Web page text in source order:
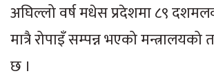
अघिल्लो वर्ष मधेस प्रदेशमा ८९
मात्रै रोपाइँ सम्पन्न भएको
छ ।